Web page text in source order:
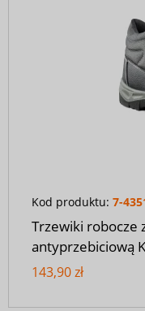
Kod produktu: 7-
Trzewiki robocze
antyprzebiciową
143,90 zł